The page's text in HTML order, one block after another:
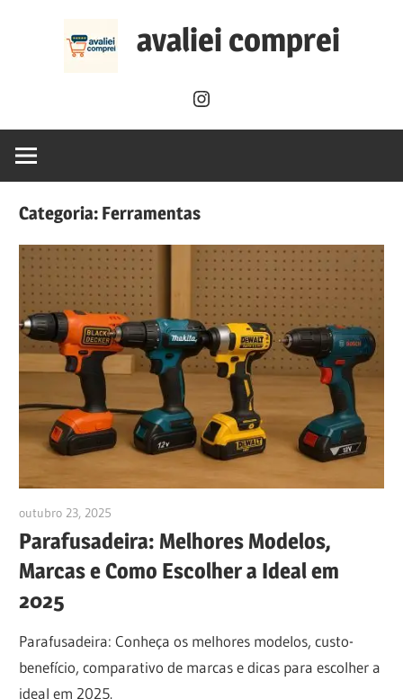
avaliei comprei
Instagram
Categoria: Ferramentas
outubro 23, 2025
Parafusadeira: Melhores Modelos,
Marcas e Como Escolher a Ideal em
2025
Parafusadeira: Conheça os melhores modelos, custo-
benefício, comparativo de marcas e dicas para escolher a
ideal em 2025.